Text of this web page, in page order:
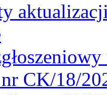
CK/18/